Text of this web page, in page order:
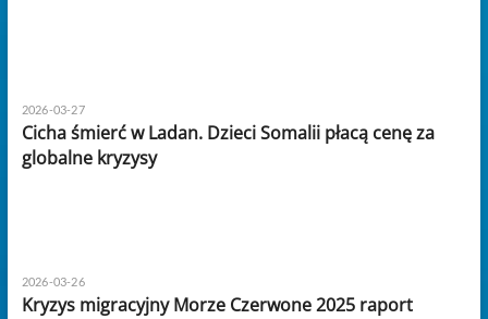
2026-03-27
Cicha śmierć w Ladan. Dzieci Somalii płacą cenę za
globalne kryzysy
2026-03-26
Kryzys migracyjny Morze Czerwone 2025 raport